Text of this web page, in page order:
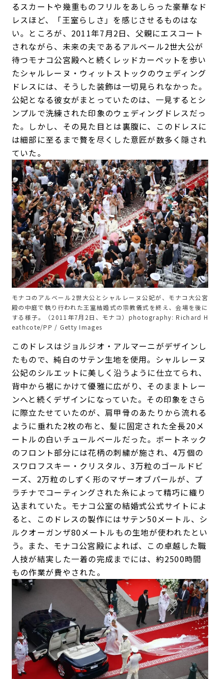
るスカートや幾重ものフリルをあしらった豪華なド
レスほど、「王室らしさ」を感じさせるものはな
い。ところが、2011年7月2日、父親にエスコート
されながら、未来の夫であるアルベール2世大公が
待つモナコ公宮殿へと続くレッドカーペットを歩い
たシャルレーヌ・ウィットストックのウェディング
ドレスには、そうした装飾は一切見られなかった。
公妃となる彼女がまとっていたのは、一見するとシ
ンプルで洗練された印象のウェディングドレスだっ
た。しかし、その見た目とは裏腹に、このドレスに
は細部に至るまで贅を尽くした意匠が数多く隠され
ていた。
モナコのアルベール2世大公とシャルレーヌ公妃が、モナコ大公宮
殿の中庭で執り行われた王室結婚式の宗教儀式を終え、会場を後に
する様子。（2011年7月2日、モナコ）photography: Richard H
eathcote/PP / Getty Images
このドレスはジョルジオ・アルマーニがデザインし
たもので、純白のサテン生地を使用。シャルレーヌ
公妃のシルエットに美しく沿うように仕立てられ、
背中から裾にかけて優雅に広がり、そのままトレー
ンへと続くデザインになっていた。その印象をさら
に際立たせていたのが、肩甲骨のあたりから流れる
ように垂れた2枚の布と、髪に固定された全長20メ
ートルの白いチュールベールだった。ボートネック
のフロント部分には花柄の刺繍が施され、4万個の
スワロフスキー・クリスタル、3万粒のゴールドビ
ーズ、2万粒のしずく形のマザーオブパールが、プ
ラチナでコーティングされた糸によって精巧に織り
込まれていた。モナコ公室の結婚式公式サイトによ
ると、このドレスの製作にはサテン50メートル、シ
ルクオーガンザ80メートルもの生地が使われたとい
う。また、モナコ公宮殿によれば、この卓越した職
人技が結実した一着の完成までには、約2500時間
もの作業が費やされた。